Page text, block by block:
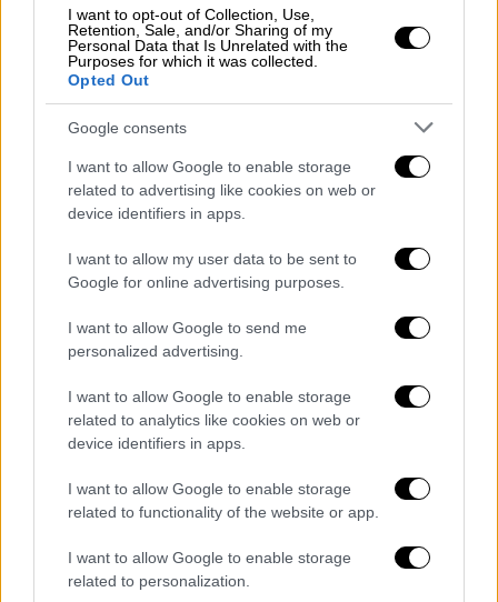
I want to opt-out of Collection, Use,
Retention, Sale, and/or Sharing of my
Personal Data that Is Unrelated with the
Purposes for which it was collected.
Opted Out
Google consents
I want to allow Google to enable storage
related to advertising like cookies on web or
device identifiers in apps.
I want to allow my user data to be sent to
Google for online advertising purposes.
I want to allow Google to send me
personalized advertising.
I want to allow Google to enable storage
related to analytics like cookies on web or
device identifiers in apps.
I want to allow Google to enable storage
related to functionality of the website or app.
I want to allow Google to enable storage
related to personalization.
Με έγκριση του αρμόδιου Εισαγγελέα και
απόφαση τουΣυντονιστικού Οργάνου
Δίωξης Ναρκωτικών, οργανώθηκε
επιχείρηση ελεγχόμενης παράδοσης.
Το δέμα έφτασε κανονικά στον τελικό
προορισμό του, σε περιοχή τηςΚηφισιάς
όπου και συνελήφθη ο παραλήπτης.
Κατά την επιχείρηση κατασχέθηκε το δέμα
και σε έρευνες που ακολούθησαν στο σπίτι
του συλληφθέντα εντοπίστηκε σημαντική
ποσότητα ναρκωτικών ουσιών, μεταξύ των
οποίων:
44 γραμμάρια κοκαΐνης
7,5 γραμμάρια ροζ κοκαΐνης
59,1 γραμμάρια ακατέργαστης κάνναβης
22 γραμμάρια κρυσταλλικής
9 γραμμάρια MDMA
25 δισκία ecstasy